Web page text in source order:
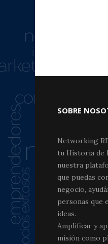
SOBRE
Networking
tu Historia de
nuestra
que puedas
negocio,
personas que
ideas.
Amplificar y
misión como